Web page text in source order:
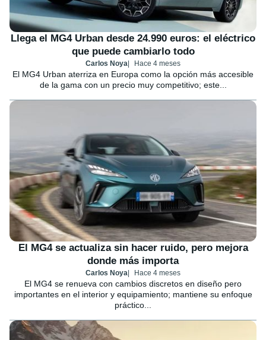
Llega el MG4 Urban desde 24.990 euros: el eléctrico
que puede cambiarlo todo
Carlos Noya Hace 4 meses
El MG4 Urban aterriza en Europa como la opción más accesible
de la gama con un precio muy competitivo; este...
El MG4 se actualiza sin hacer ruido, pero mejora
donde más importa
Carlos Noya Hace 4 meses
El MG4 se renueva con cambios discretos en diseño pero
importantes en el interior y equipamiento; mantiene su enfoque
práctico...